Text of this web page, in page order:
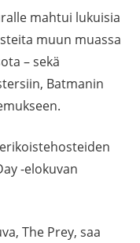
mahtui lukuisia
muun muassa
– sekä
Batmanin
-elokuvan
The Prey, saa